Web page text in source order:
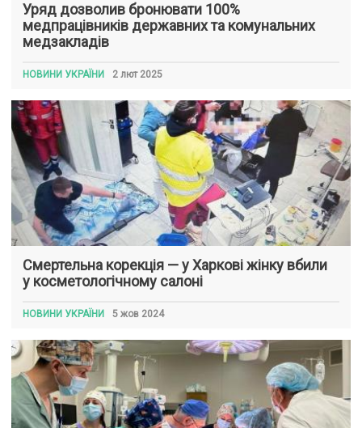
Уряд дозволив бронювати 100%
медпрацівників державних та комунальних
медзакладів
НОВИНИ УКРАЇНИ 2 лют 2025
Смертельна корекція — у Харкові жінку вбили
у косметологічному салоні
НОВИНИ УКРАЇНИ 5 жов 2024